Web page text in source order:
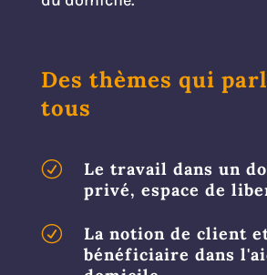
Des thèmes qui
tous
R
Le travail dans un
privé, espace de
R
La notion de client
bénéficiaire dans